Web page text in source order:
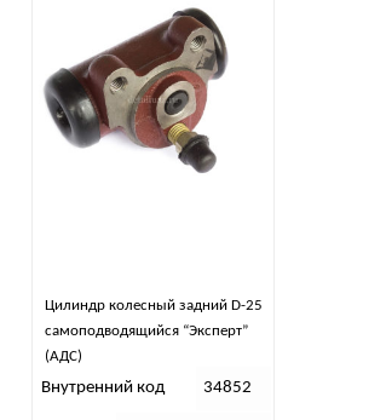
Цилиндр колесный задний D-25
самоподводящийся “Эксперт”
(АДС)
Внутренний код 34852